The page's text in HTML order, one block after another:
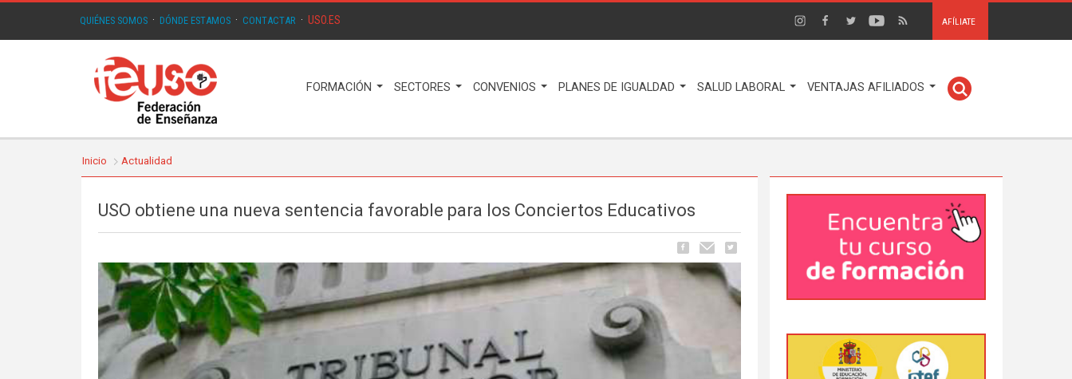
QUIÉNES SOMOS · DÓNDE ESTAMOS · CONTACTAR · USO.ES AFÍLIATE
FORMACIÓN SECTORES CONVENIOS PLANES DE IGUALDAD SALUD LABORAL VENTAJAS AFILIADOS
Inicio Actualidad
USO obtiene una nueva sentencia favorable para los Conciertos Educativos